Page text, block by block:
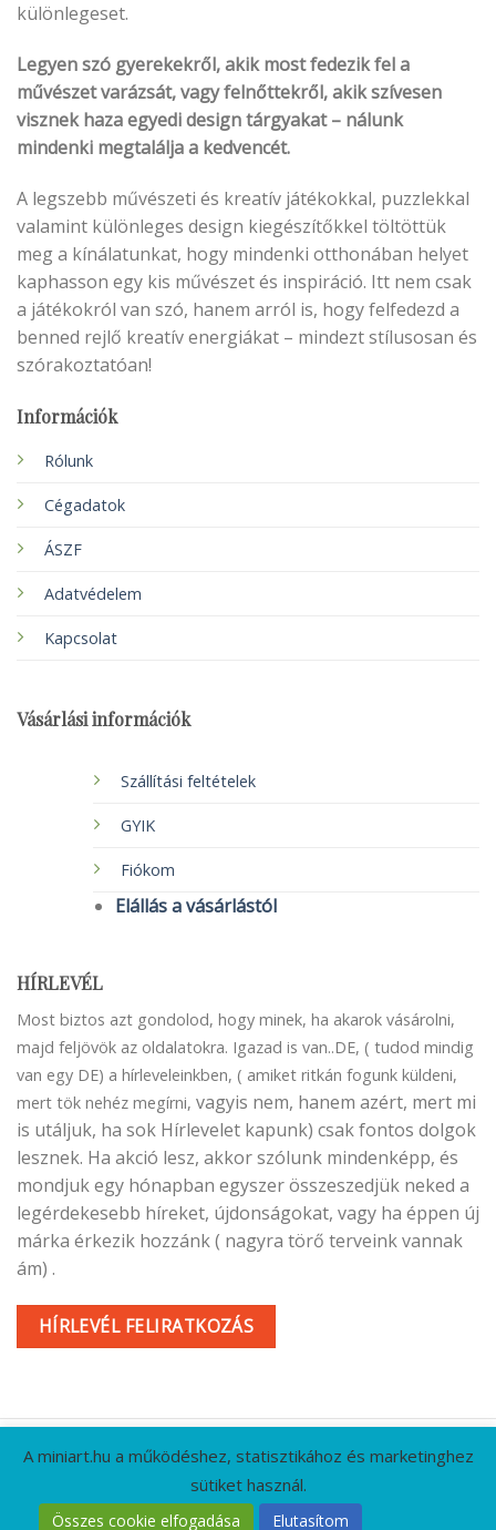
különlegeset.
Legyen szó gyerekekről, akik most fedezik fel a
művészet varázsát, vagy felnőttekről, akik szívesen
visznek haza egyedi design tárgyakat – nálunk
mindenki megtalálja a kedvencét.
A legszebb művészeti és kreatív játékokkal, puzzlekkal
valamint különleges design kiegészítőkkel töltöttük
meg a kínálatunkat, hogy mindenki otthonában helyet
kaphasson egy kis művészet és inspiráció. Itt nem csak
a játékokról van szó, hanem arról is, hogy felfedezd a
benned rejlő kreatív energiákat – mindezt stílusosan és
szórakoztatóan!
Információk
Rólunk
Cégadatok
ÁSZF
Adatvédelem
Kapcsolat
Vásárlási információk
Szállítási feltételek
GYIK
Fiókom
Elállás a vásárlástól
HÍRLEVÉL
Most biztos azt gondolod, hogy minek, ha akarok vásárolni,
majd feljövök az oldalatokra. Igazad is van..DE, ( tudod mindig
van egy DE) a hírleveleinkben, ( amiket ritkán fogunk küldeni,
mert tök nehéz megírni, vagyis nem, hanem azért, mert mi
is utáljuk, ha sok Hírlevelet kapunk) csak fontos dolgok
lesznek. Ha akció lesz, akkor szólunk mindenképp, és
mondjuk egy hónapban egyszer összeszedjük neked a
legérdekesebb híreket, újdonságokat, vagy ha éppen új
márka érkezik hozzánk ( nagyra törő terveink vannak
ám) .
HÍRLEVÉL FELIRATKOZÁS
KAPCSOLAT GYIK CÉGADATOK
ÁSZF
ADATVÉDELMI IRÁNYELVEK
RÓLUNK
A miniart.hu a működéshez, statisztikához és marketinghez
sütiket használ.
Összes cookie elfogadása Elutasítom